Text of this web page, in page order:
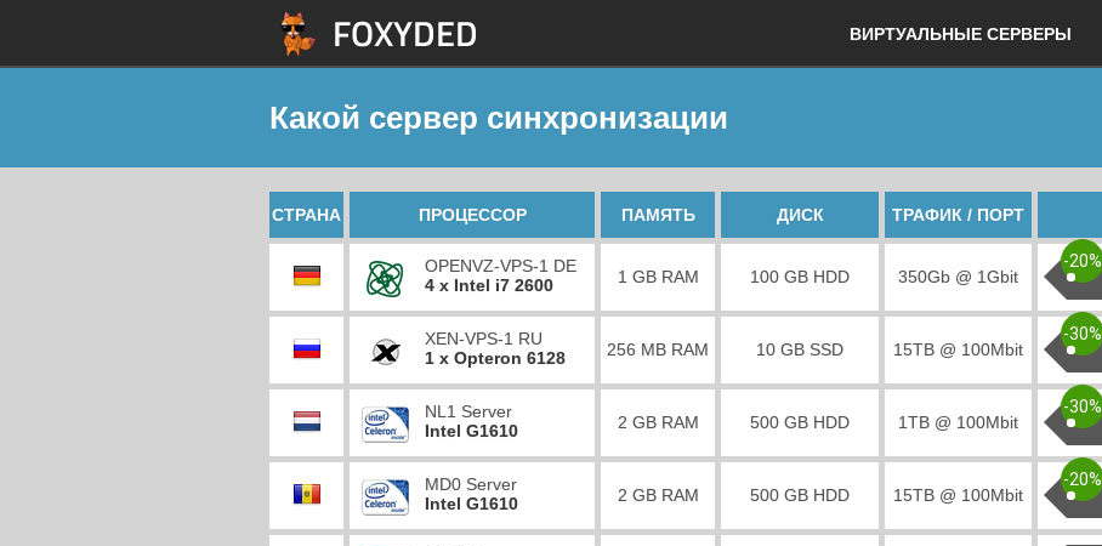
ВИРТУАЛЬНЫЕ СЕРВЕРЫ
Какой сервер синхронизации
СТРАНА ПРОЦЕССОР ПАМЯТЬ ДИСК ТРАФИК / ПОРТ
OPENVZ-VPS-1 DE
4 x Intel i7 2600
1 GB RAM 100 GB HDD 350Gb @ 1Gbit
-20%
XEN-VPS-1 RU
1 x Opteron 6128
256 MB RAM 10 GB SSD 15TB @ 100Mbit
-30%
NL1 Server
Intel G1610
2 GB RAM 500 GB HDD 1TB @ 100Mbit
-30%
MD0 Server
Intel G1610
2 GB RAM 500 GB HDD 15TB @ 100Mbit
-20%